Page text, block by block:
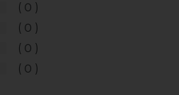
0
0
0
0